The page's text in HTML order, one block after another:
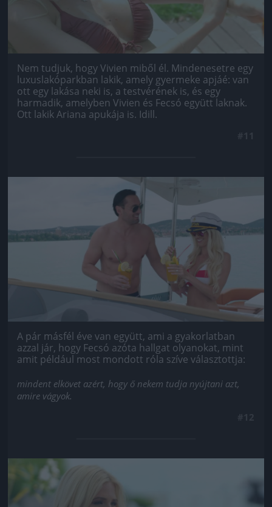
Nem tudjuk, hogy Vivien miből él. Mindenesetre egy
luxuslakóparkban lakik, amely gyermeke apjáé: van
ott egy lakása neki is, a testvérének is, és egy
harmadik, amelyben Vivien és Fecsó együtt laknak.
Ott lakik Ariana apukája is. Idill.
Jön még kép!
A pár másfél éve van együtt, ami a gyakorlatban
azzal jár, hogy Fecsó azóta hallgat olyanokat, mint
amit például most mondott róla szíve választottja:
mindent elkövet azért, hogy ő nekem tudja nyújtani azt,
amire vágyok.
Jön még kép!